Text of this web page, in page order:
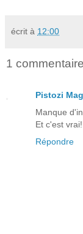
écrit à 12:00
1
Pistozi
Manque
Et c'est
Répondre